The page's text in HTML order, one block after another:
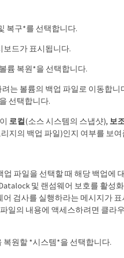
복구*를 선택합니다.
보드가 표시됩니다.
륨 복원*을 선택합니다.
는 볼륨의 백업 파일로 이동합
선택합니다.
로컬(소스 시스템의 스냅샷), 보
지의 백업 파일)인지 여부를 보
파일을 선택할 때 해당 백업에
및 랜섬웨어 보호를 활성
검사를 실행하라는 메시지가
일의 내용에 액세스하려면 클라
원할 *시스템*을 선택합니다.